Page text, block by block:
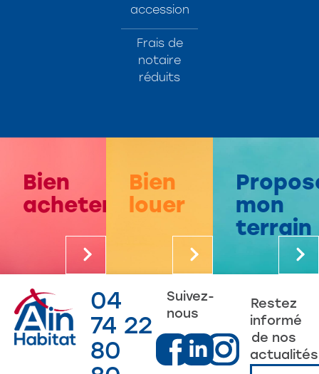
accession
Frais de
notaire
réduits
Bien
acheter
Bien
louer
mon
terrain
04
74 22
80
Suivez-
nous
Restez
informé
de nos
actualités